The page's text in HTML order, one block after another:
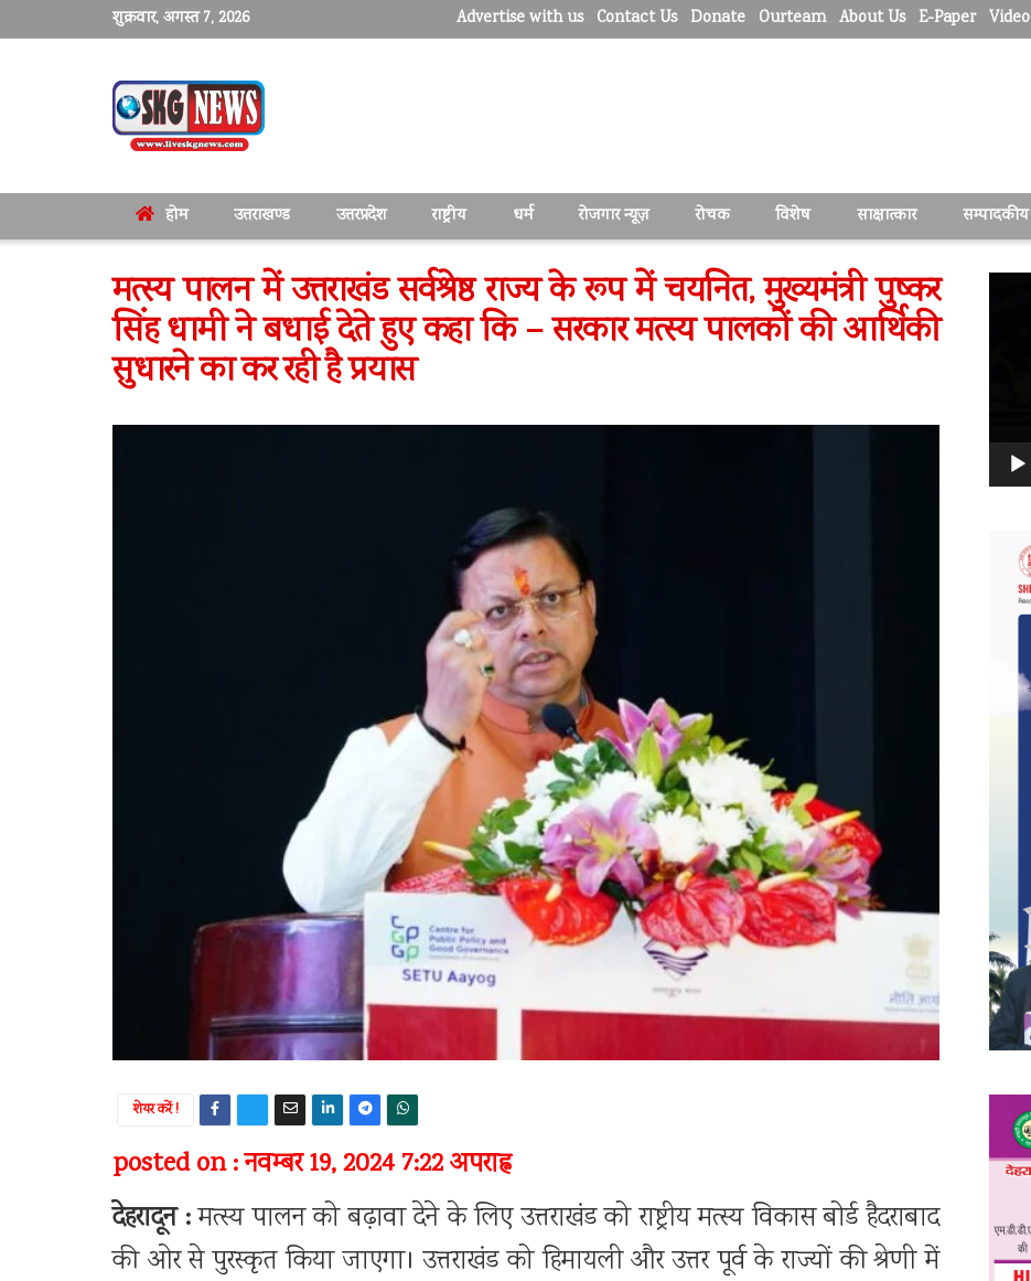
शुक्रवार, अगस्त 7, 2026 Advertise with us Contact Us Donate Ourteam About Us E-Paper Video
होम उत्तराखण्ड उत्तरप्रदेश राष्ट्रीय धर्म रोजगार न्यूज़ रोचक विशेष साक्षात्कार सम्पादकीय
मत्स्य पालन में उत्तराखंड सर्वश्रेष्ठ राज्य के रूप में चयनित, मुख्यमंत्री पुष्कर
सिंह धामी ने बधाई देते हुए कहा कि – सरकार मत्स्य पालकों की आर्थिकी
सुधारने का कर रही है प्रयास
शेयर करें !
posted on : नवम्बर 19, 2024 7:22 अपराह्न
देहरादून :मत्स्य पालन को बढ़ावा देने के लिए उत्तराखंड को राष्ट्रीय मत्स्य विकास बोर्ड हैदराबाद
की ओर से पुरस्कृत किया जाएगा। उत्तराखंड को हिमायली और उत्तर पूर्व के राज्यों की श्रेणी में